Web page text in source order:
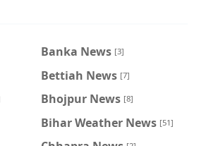
Banka News [3]
Bettiah News [7]
Bhojpur News [8]
Bihar Weather News [51]